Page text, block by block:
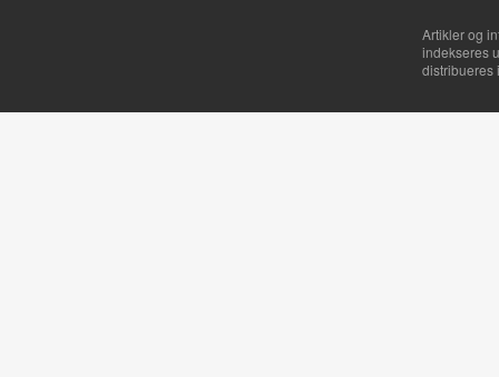
Artikler og
indekseres
distribueres